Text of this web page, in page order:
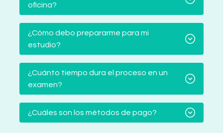
oficina?
¿Cómo debo prepararme para mi
estudio?
¿Cuánto tiempo dura el proceso en un
examen?
¿Cuáles son los métodos de pago?